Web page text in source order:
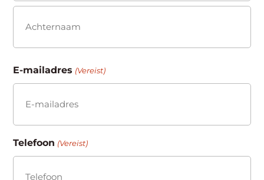
Voornaam
E-mailadres (Vereist)
Telefoon (Vereist)